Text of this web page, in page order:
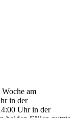
am
in der
Uhr in der